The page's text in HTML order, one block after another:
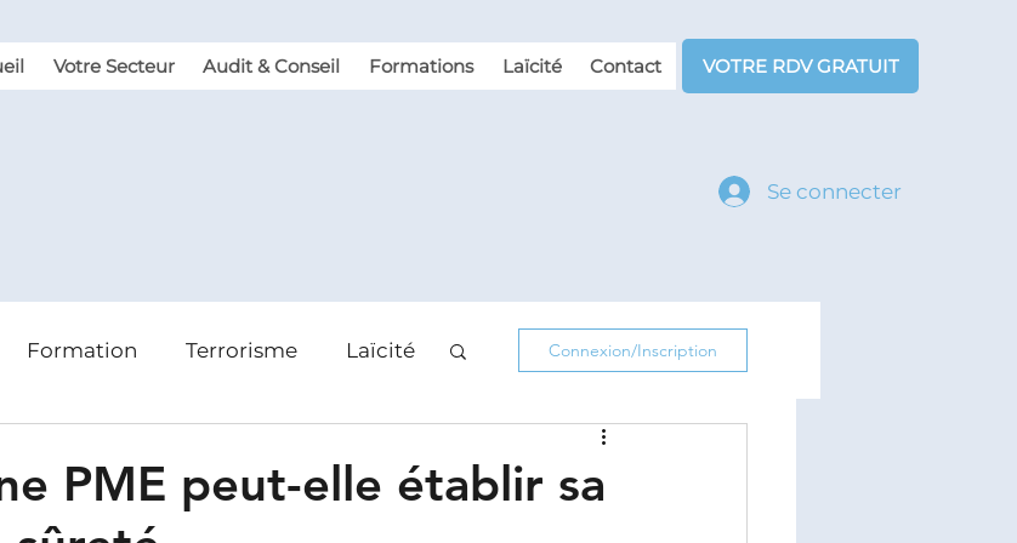
Votre Secteur Audit & Conseil Formations Laïcité Contact VOTRE RDV GRATUIT
Se connecter
Formation Terrorisme Laïcité Connexion/Inscription
PME peut-elle établir sa